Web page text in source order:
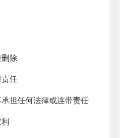
除
任
担任何法律或连带责任